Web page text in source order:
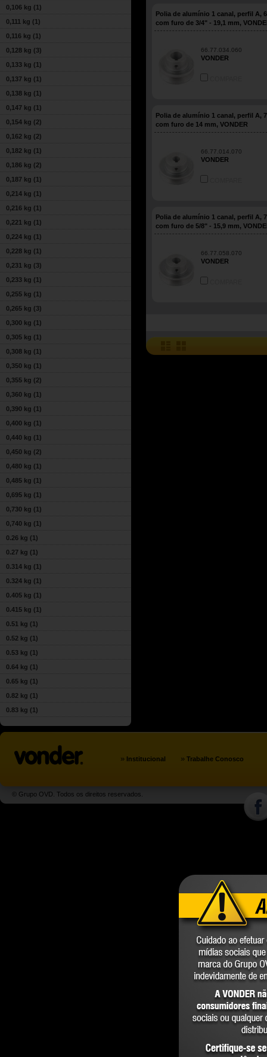
0,106 kg (1)
0,111 kg (1)
0,116 kg (1)
0,128 kg (3)
0,133 kg (1)
0,137 kg (1)
0,138 kg (1)
0,147 kg (1)
0,154 kg (2)
0,162 kg (2)
0,182 kg (1)
0,186 kg (2)
0,187 kg (1)
0,214 kg (1)
0,216 kg (1)
0,221 kg (1)
0,224 kg (1)
0,228 kg (1)
0,231 kg (3)
0,233 kg (1)
0,255 kg (1)
0,265 kg (3)
0,300 kg (1)
0,305 kg (1)
0,308 kg (1)
0,350 kg (1)
0,355 kg (2)
0,360 kg (1)
0,390 kg (1)
0,400 kg (1)
0,440 kg (1)
0,450 kg (2)
0,480 kg (1)
0,485 kg (1)
0,695 kg (1)
0,730 kg (1)
0,740 kg (1)
0.26 kg (1)
0.27 kg (1)
0.314 kg (1)
0.324 kg (1)
0.405 kg (1)
0.415 kg (1)
0.51 kg (1)
0.52 kg (1)
0.53 kg (1)
0.64 kg (1)
0.65 kg (1)
0.82 kg (1)
0.83 kg (1)
Polia de alumínio 1 canal, perfil A,
com furo de 3/4" - 19,1 mm,
66.77.034.060
VONDER
Polia de alumínio 1 canal, perfil A,
com furo de 14 mm, VONDER
66.77.014.070
VONDER
Polia de alumínio 1 canal, perfil A,
com furo de 5/8" - 15,9 mm,
66.77.058.070
VONDER
» Institucional » Trabalhe Conosco
© Grupo OVD. Todos os direitos reservados.